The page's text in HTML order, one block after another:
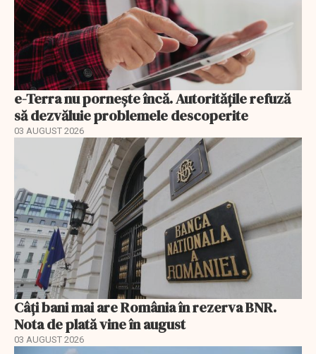
e-Terra nu pornește încă. Autoritățile refuză
să dezvăluie problemele descoperite
03 AUGUST 2026
Câți bani mai are România în rezerva BNR.
Nota de plată vine în august
03 AUGUST 2026